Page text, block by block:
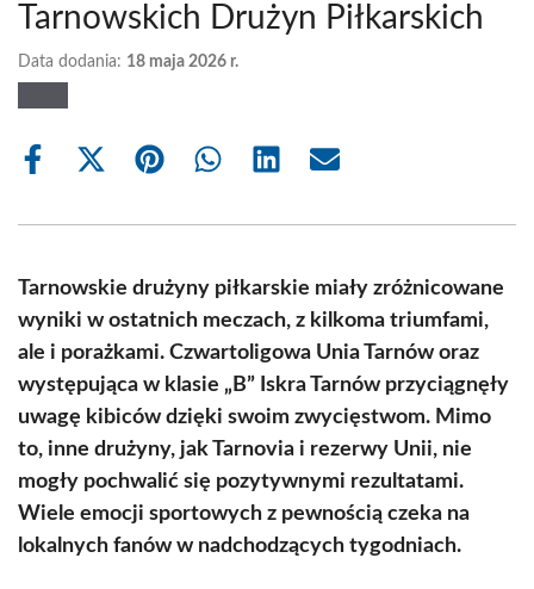
Tarnowskich Drużyn Piłkarskich
Data dodania: 18 maja 2026 r.
Share
Share
(Twitter)
Share Share Share Share
Tarnowskie drużyny piłkarskie miały zróżnicowane
wyniki w ostatnich meczach, z kilkoma triumfami,
ale i porażkami. Czwartoligowa Unia Tarnów oraz
występująca w klasie „B” Iskra Tarnów przyciągnęły
uwagę kibiców dzięki swoim zwycięstwom. Mimo
to, inne drużyny, jak Tarnovia i rezerwy Unii, nie
mogły pochwalić się pozytywnymi rezultatami.
Wiele emocji sportowych z pewnością czeka na
lokalnych fanów w nadchodzących tygodniach.